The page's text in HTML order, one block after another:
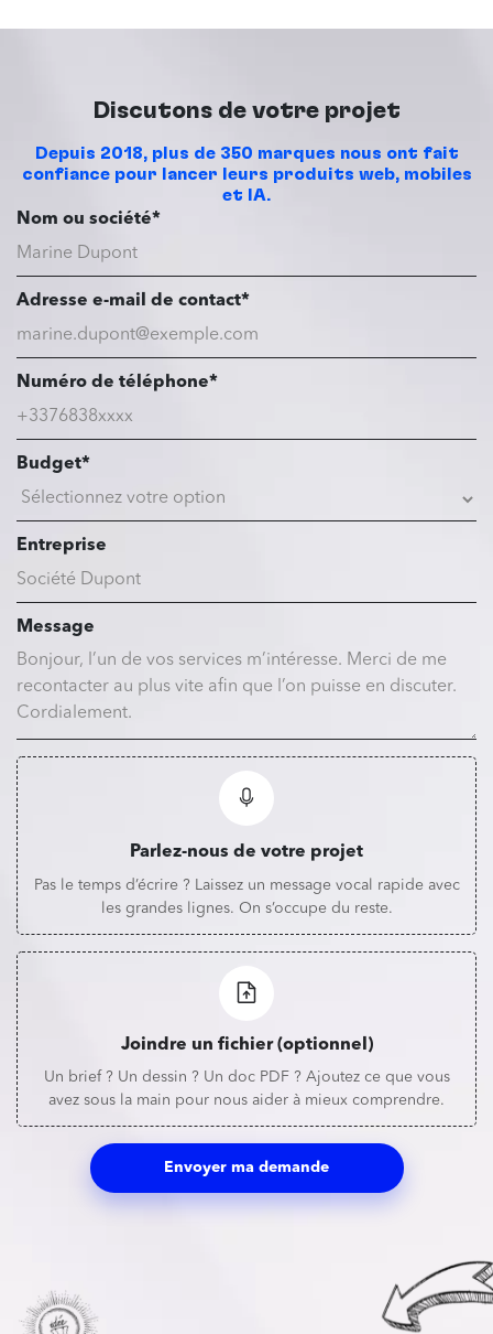
Discutons de votre projet
Depuis 2018, plus de 350 marques nous ont fait
confiance pour lancer leurs produits web, mobiles
et IA.
Nom ou société*
Adresse e-mail de contact*
Numéro de téléphone*
Budget*
Entreprise
Message
Parlez-nous de votre projet
Pas le temps d’écrire ? Laissez un message vocal rapide avec
les grandes lignes. On s’occupe du reste.
Joindre un fichier (optionnel)
Un brief ? Un dessin ? Un doc PDF ? Ajoutez ce que vous
avez sous la main pour nous aider à mieux comprendre.
Envoyer ma demande